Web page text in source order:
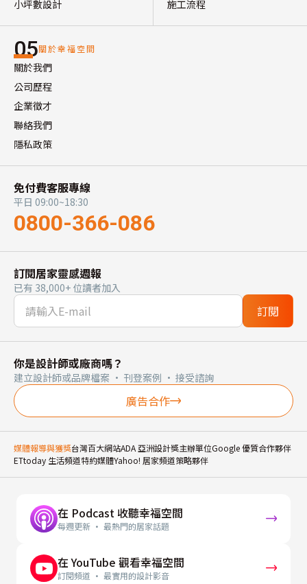
小坪數設計
施工流程
05關於幸福空間
關於我們
公司歷程
企業徵才
聯絡我們
隱私政策
免付費客服專線
平日 09:00~18:30
0800-366-086
訂閱居家靈感週報
已有 38,000+ 位讀者加入
訂閱
你是設計師或廠商嗎？
建立設計師或品牌檔案 · 刊登案例 · 接受諮詢
廣告合作
媒體報導與獲獎台灣百大網站ADA 亞洲設計獎主辦單位Google 優質合作夥伴
ETtoday 生活頻道特約媒體Yahoo! 居家頻道策略夥伴
在 Podcast 收聽幸福空間
每週更新 · 最熱門的居家話題
在 YouTube 觀看幸福空間
訂閱頻道 · 最實用的設計影音